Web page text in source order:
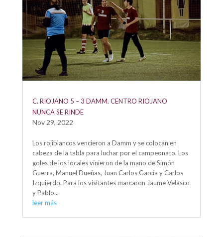
C. RIOJANO 5 – 3 DAMM. CENTRO RIOJANO
NUNCA SE RINDE
Nov 29, 2022
Los rojiblancos vencieron a Damm y se colocan en
cabeza de la tabla para luchar por el campeonato. Los
goles de los locales vinieron de la mano de Simón
Guerra, Manuel Dueñas, Juan Carlos García y Carlos
Izquierdo. Para los visitantes marcaron Jaume Velasco
y Pablo...
leer más